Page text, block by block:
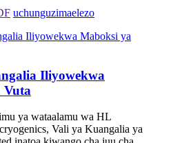
uchunguzimaelezo
Iliyowekwa
Vuta
ya wataalamu wa HL
Vali ya Kuangalia ya